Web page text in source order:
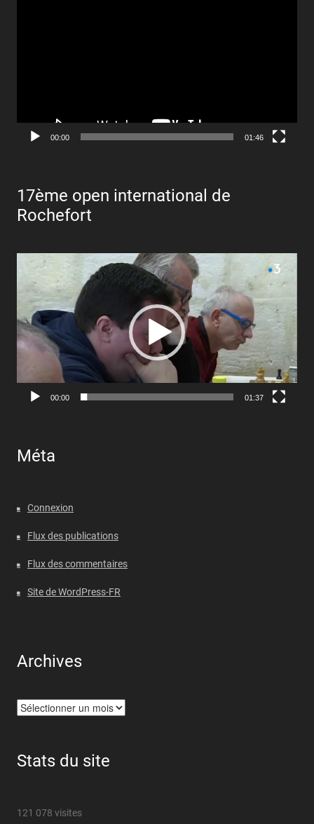
00:00 01:46
17ème open international de
Rochefort
Lecteur
00:00 01:37
Méta
Connexion
Flux des publications
Flux des commentaires
Site de WordPress-FR
Archives
Archives
Stats du site
121 078 visites